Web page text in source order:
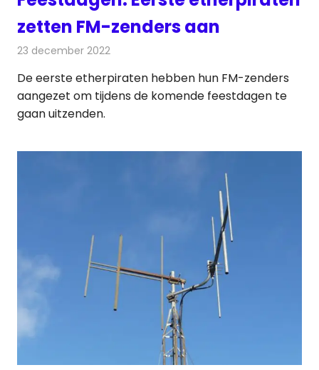
zetten FM-zenders aan
23 december 2022
De eerste etherpiraten hebben hun FM-zenders
aangezet om tijdens de komende feestdagen te
gaan uitzenden.